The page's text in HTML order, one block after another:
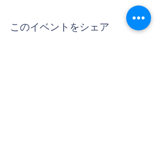
このイベントをシェア